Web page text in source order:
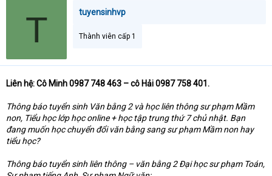
r
T tuyensinhvp
Thành viên cấp 1
Liên hệ: Cô Minh 0987 748 463 – cô Hải 0987 758 401.
Thông báo tuyển sinh Văn bằng 2 và học liên thông sư phạm Mầm
non, Tiểu học lớp học online + học tập trung thứ 7 chủ nhật. Bạn
đang muốn học chuyển đổi văn bằng sang sư phạm Mầm non hay
tiểu học?
Thông báo tuyển sinh liên thông – văn bằng 2 Đại học sư phạm Toán,